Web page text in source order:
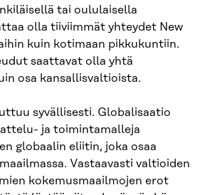
tai oululaisella
olla tiiviimmät yhteydet New
kuin kotimaan pikkukuntiin.
saattavat olla yhtä
osa kansallisvaltioista.
syvällisesti. Globalisaatio
ja toimintamalleja
globaalin eliitin, joka osaa
Vastaavasti valtioiden
kokemusmaailmojen erot